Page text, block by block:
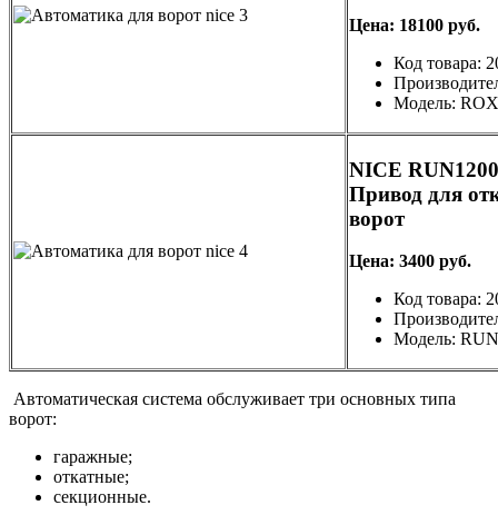
Цена: 18100 руб.
Код товара:
Модель:
NICE
Привод для
ворот
Цена: 3400 руб.
Код товара:
Модель:
Автоматическая система обслуживает три основных типа
ворот:
гаражные;
откатные;
секционные.